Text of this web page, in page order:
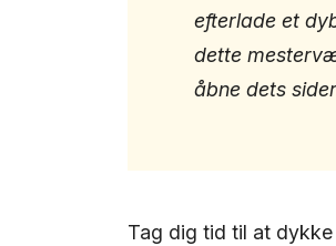
efterlade et
dette
åbne dets
Tag dig tid til at